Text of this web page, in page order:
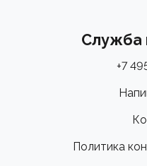
Служба
+7
Политика